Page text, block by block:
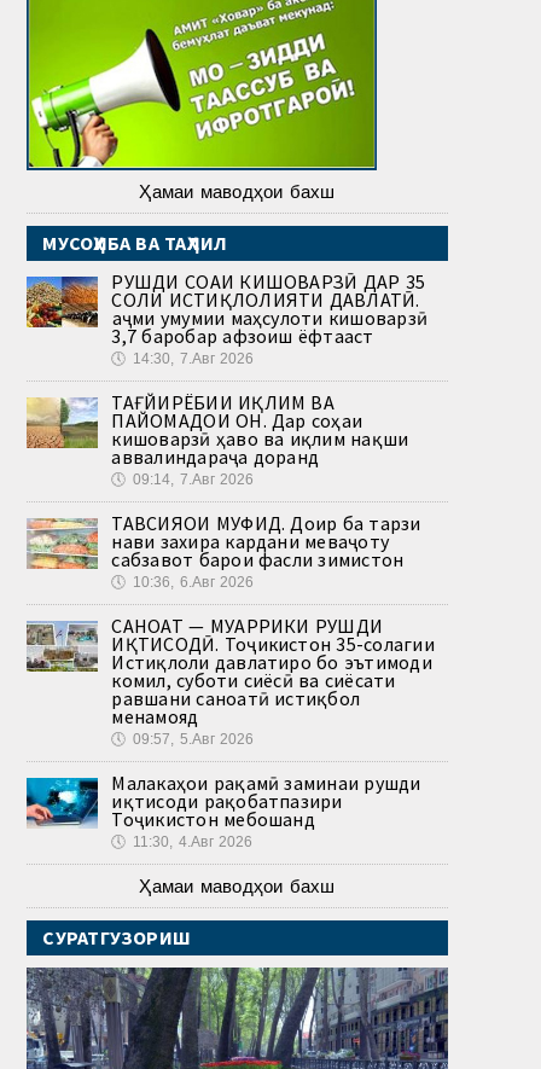
Ҳамаи маводҳои бахш
МУСОҲИБА ВА ТАҲЛИЛ
РУШДИ СОҲАИ КИШОВАРЗӢ ДАР 35
СОЛИ ИСТИҚЛОЛИЯТИ ДАВЛАТӢ.
Ҳаҷми умумии маҳсулоти кишоварзӣ
3,7 баробар афзоиш ёфтааст
🕔 14:30, 7.Авг 2026
ТАҒЙИРЁБИИ ИҚЛИМ ВА
ПАЙОМАДҲОИ ОН. Дар соҳаи
кишоварзӣ ҳаво ва иқлим нақши
аввалиндараҷа доранд
🕔 09:14, 7.Авг 2026
ТАВСИЯҲОИ МУФИД. Доир ба тарзи
нави захира кардани меваҷоту
сабзавот барои фасли зимистон
🕔 10:36, 6.Авг 2026
САНОАТ — МУҲАРРИКИ РУШДИ
ИҚТИСОДӢ. Тоҷикистон 35-солагии
Истиқлоли давлатиро бо эътимоди
комил, суботи сиёсӣ ва сиёсати
равшани саноатӣ истиқбол
менамояд
🕔 09:57, 5.Авг 2026
Малакаҳои рақамӣ заминаи рушди
иқтисоди рақобатпазири
Тоҷикистон мебошанд
🕔 11:30, 4.Авг 2026
Ҳамаи маводҳои бахш
СУРАТГУЗОРИШ